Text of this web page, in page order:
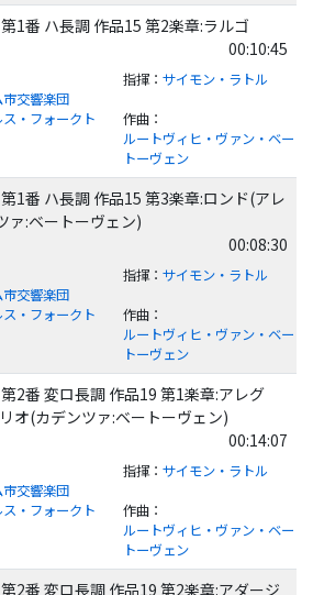
1番 ハ長調 作品15 第2楽章:ラルゴ
00:10:45
交響楽団
指揮： サイモン・ラトル
ス・フォークト 作曲：
ルートヴィヒ・ヴァン・ベー
トーヴェン
1番 ハ長調 作品15 第3楽章:ロンド(アレ
ァ:ベートーヴェン)
00:08:30
交響楽団
指揮： サイモン・ラトル
ス・フォークト 作曲：
ルートヴィヒ・ヴァン・ベー
トーヴェン
2番 変ロ長調 作品19 第1楽章:アレグ
オ(カデンツァ:ベートーヴェン)
00:14:07
交響楽団
指揮： サイモン・ラトル
ス・フォークト 作曲：
ルートヴィヒ・ヴァン・ベー
トーヴェン
2番 変ロ長調 作品19 第2楽章:アダージ